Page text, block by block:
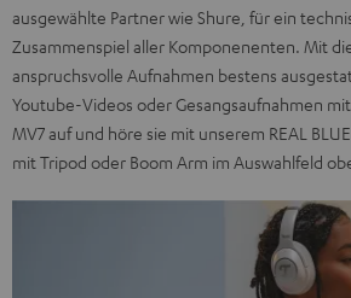
ausgewählte Partner wie Shure, für ein
Zusammenspiel aller Komponenenten. Mit
anspruchsvolle Aufnahmen bestens
Youtube-Videos oder Gesangsaufnahmen
MV7 auf und höre sie mit unserem REAL
mit Tripod oder Boom Arm im Auswahlfeld